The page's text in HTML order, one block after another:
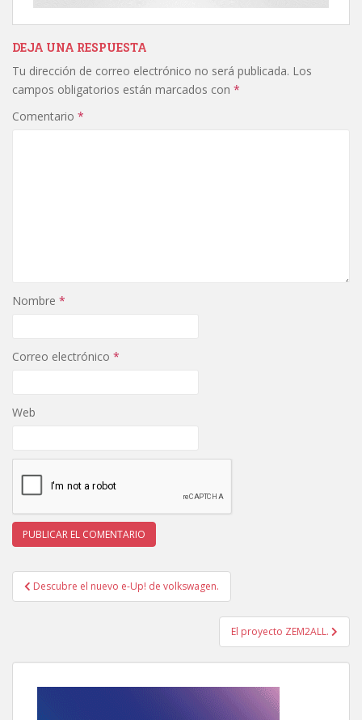
DEJA UNA RESPUESTA
Tu dirección de correo electrónico no será publicada. Los
campos obligatorios están marcados con *
Comentario *
Nombre *
Correo electrónico *
Web
Navegación
de
Descubre el nuevo e-Up! de volkswagen.
El proyecto ZEM2ALL.